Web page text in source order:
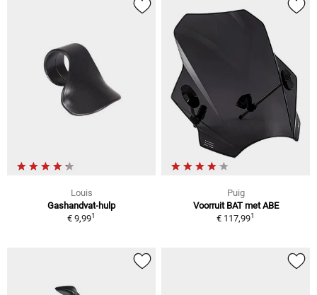
Louis
Gashandvat-hulp
€ 9,991
Puig
Voorruit BAT met ABE
€ 117,991